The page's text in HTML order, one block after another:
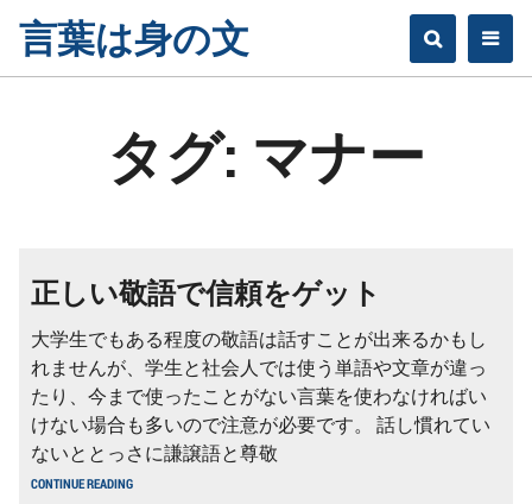
言葉は身の文
タグ: マナー
正しい敬語で信頼をゲット
大学生でもある程度の敬語は話すことが出来るかもし
れませんが、学生と社会人では使う単語や文章が違っ
たり、今まで使ったことがない言葉を使わなければい
けない場合も多いので注意が必要です。 話し慣れてい
ないととっさに謙譲語と尊敬
CONTINUE READING
し